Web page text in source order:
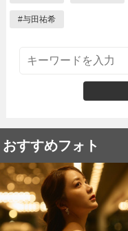
#与田祐希
おすすめフォト